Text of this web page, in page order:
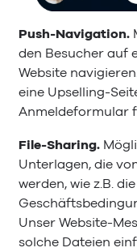
Push-Navigation.
den Besucher auf
Website
eine Upselling-
Anmeldeformular
File-Sharing.
Unterlagen, die
werden, wie z.B.
Unser Website-
solche Dateien